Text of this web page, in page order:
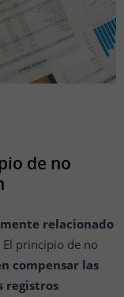
de no
relacionado
El principio de no
compensar las
registros